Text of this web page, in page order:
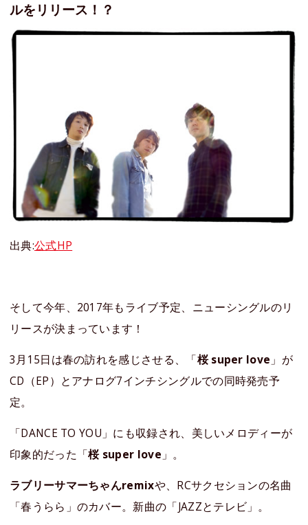
ルをリリース！？
出典:公式HP
そして今年、2017年もライブ予定、ニューシングルのリ
リースが決まっています！
3月15日は春の訪れを感じさせる、「桜 super love 」が
CD（EP）とアナログ7インチシングルでの同時発売予
定。
「DANCE TO YOU」にも収録され、美しいメロディーが
印象的だった「桜 super love 」。
ラブリーサマーちゃんremixや、RCサクセションの名曲
「春うらら」のカバー。新曲の「JAZZとテレビ」。